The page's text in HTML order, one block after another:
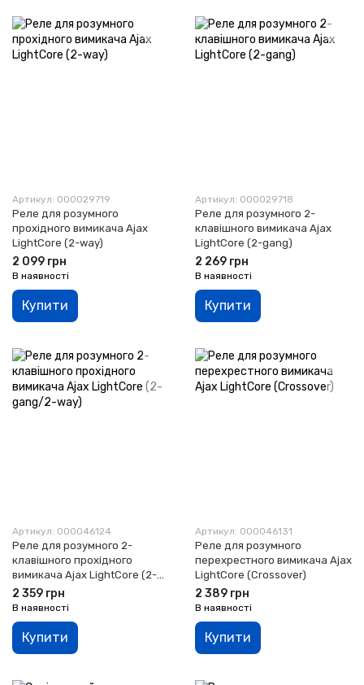
Артикул: 000029719
Реле для розумного
прохідного вимикача Ajax
LightCore (2-way)
2 099 грн
В наявності
Купити
Артикул: 000029718
Реле для розумного 2-
клавішного вимикача Ajax
LightCore (2-gang)
2 269 грн
В наявності
Купити
Артикул: 000046124
Реле для розумного 2-
клавішного прохідного
вимикача Ajax LightCore (2-
gang/2-way)
2 359 грн
В наявності
Купити
Артикул: 000046131
Реле для розумного
перехрестного вимикача Ajax
LightCore (Crossover)
2 389 грн
В наявності
Купити